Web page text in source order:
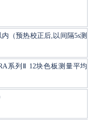
（预热校正后,以间隔5s测
系列Ⅱ 12块色板测量平均